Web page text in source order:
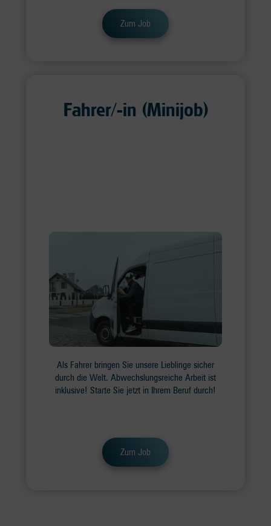
Zum Job
Fahrer/-in (Minijob)
Als Fahrer bringen Sie unsere Lieblinge sicher
durch die Welt. Abwechslungsreiche Arbeit ist
inklusive! Starte Sie jetzt in Ihrem Beruf durch!
Zum Job